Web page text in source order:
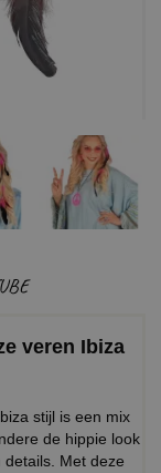
veren Ibiza
stijl is een mix
de hippie look
Met deze